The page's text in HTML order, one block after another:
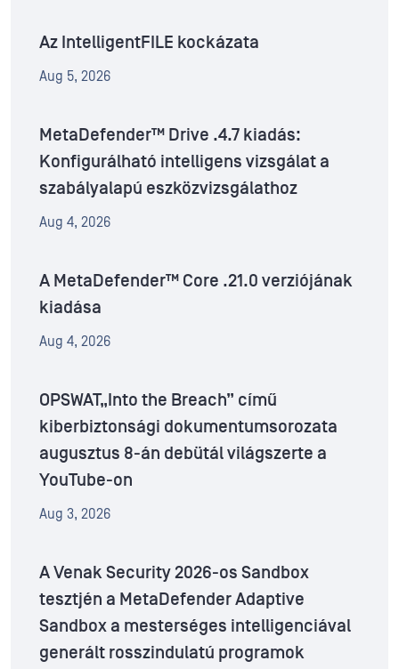
Az IntelligentFILE kockázata
Aug 5, 2026
MetaDefender™ Drive .4.7 kiadás:
Konfigurálható intelligens vizsgálat a
szabályalapú eszközvizsgálathoz
Aug 4, 2026
A MetaDefender™ Core .21.0 verziójának
kiadása
Aug 4, 2026
OPSWAT„Into the Breach” című
kiberbiztonsági dokumentumsorozata
augusztus 8-án debütál világszerte a
YouTube-on
Aug 3, 2026
A Venak Security 2026-os Sandbox
tesztjén a MetaDefender Adaptive
Sandbox a mesterséges intelligenciával
generált rosszindulatú programok